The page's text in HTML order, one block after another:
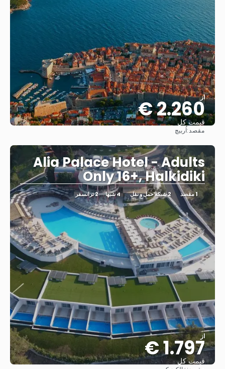
از
2.260 €
قیمت کل
مقصد:اُربیچ
Alia Palace Hotel - Adults
Only 16+, Halkidiki
1 مقصد 2 شبکه حمل و نقل 4 شبها 2 ترانسفر
از
1.797 €
قیمت کل